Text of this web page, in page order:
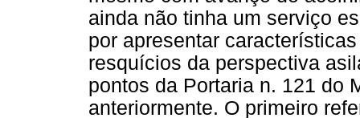
ainda não tinha um serviço
por apresentar
resquícios da perspectiva
pontos da Portaria n. 121 do
anteriormente. O primeiro